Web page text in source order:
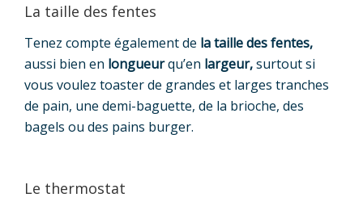
La taille des fentes
Tenez compte également de la taille des fentes,
aussi bien en longueurqu’en largeur,surtout si
vous voulez toaster de grandes et larges tranches
de pain, une demi-baguette, de la brioche, des
bagels ou des pains burger.
Le thermostat